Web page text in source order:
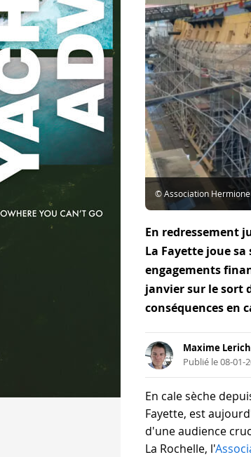
© Association Hermione
En redressement
La Fayette joue
engagements
janvier sur le sort
conséquences en
Maxime
Publié le 08-01-
En cale sèche
Fayette, est
d'une audience
La Rochelle, l'